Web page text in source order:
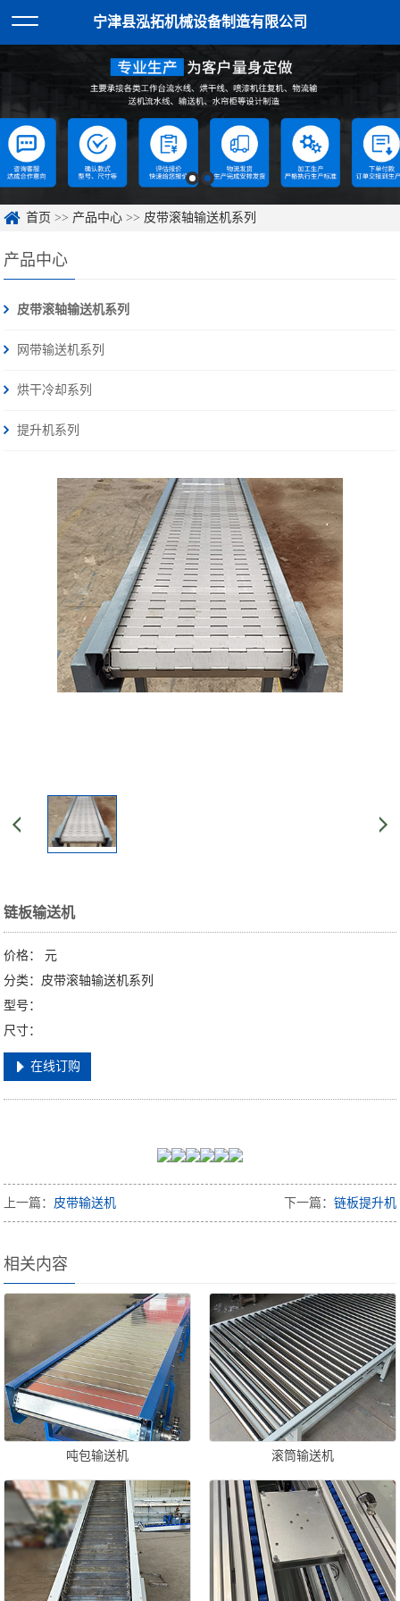
宁津县泓拓机械设备制造有限公司
首页 >> 产品中心 >> 皮带滚轴输送机系列
产品中心
皮带滚轴输送机系列
网带输送机系列
烘干冷却系列
提升机系列
链板输送机
价格：
元
分类：皮带滚轴输送机系列
型号：
尺寸：
在线订购
上一篇： 皮带输送机 下一篇： 链板提升机
相关内容
吨包输送机 滚筒输送机